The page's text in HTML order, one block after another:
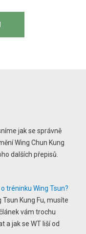
jak se správně
Wing Chun Kung
dalších přepisů.
tréninku Wing Tsun?
Kung Fu, musíte
vám trochu
a jak se WT liší od